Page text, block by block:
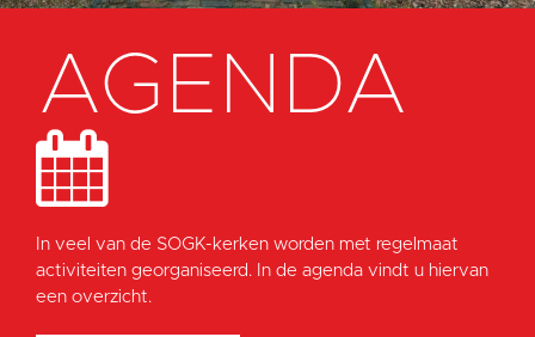
AGENDA
In veel van de SOGK-kerken worden met regelmaat
activiteiten georganiseerd. In de agenda vindt u hiervan
een overzicht.